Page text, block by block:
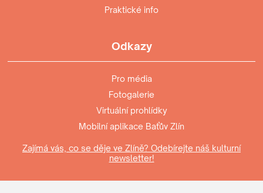
Praktické info
Odkazy
Pro média
Fotogalerie
Virtuální prohlídky
Mobilní aplikace Baťův Zlín
Zajímá vás, co se děje ve Zlíně? Odebírejte náš kulturní
newsletter!